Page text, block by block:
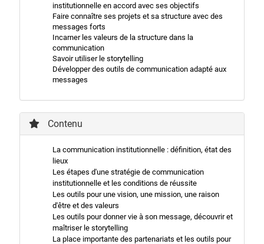
institutionnelle en accord avec ses objectifs
Faire connaître ses projets et sa structure avec des
messages forts
Incarner les valeurs de la structure dans la
communication
Savoir utiliser le storytelling
Développer des outils de communication adapté aux
messages
Contenu
La communication institutionnelle : définition, état des
lieux
Les étapes d'une stratégie de communication
institutionnelle et les conditions de réussite
Les outils pour une vision, une mission, une raison
d'être et des valeurs
Les outils pour donner vie à son message, découvrir et
maîtriser le storytelling
La place importante des partenariats et les outils pour